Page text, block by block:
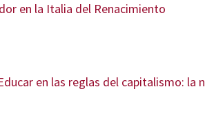
en la Italia del Renacimiento